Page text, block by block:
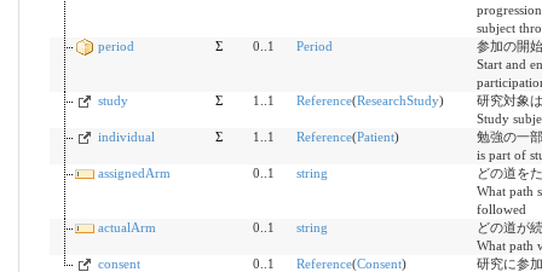
subject
period
Σ 0..1 Period
参加の開
Start and
study
Σ 1..1 Reference(ResearchStudy)
研究対象
Study
individual
Σ 1..1 Reference(Patient)
勉強の一
is part of
assignedArm
0..1 string
どの道を
What path
followed
actualArm
0..1 string
どの道が
What path
consent
0..1 Reference(Consent)
研究に参